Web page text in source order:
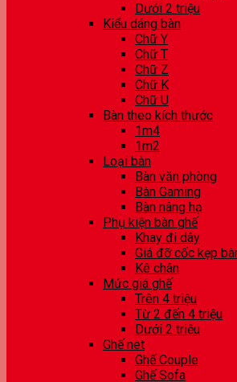
Dưới 2 triệu
Kiểu dáng bàn
Chữ Y
Chữ T
Chữ Z
Chữ K
Chữ U
Bàn theo kích thước
1m4
1m2
Loại bàn
Bàn văn phòng
Bàn Gaming
Bàn nâng hạ
Phụ kiện bàn ghế
Khay đi dây
Giá đỡ cốc kẹp
Kê chân
Mức giá ghế
Trên 4 triệu
Từ 2 đến 4 triệu
Dưới 2 triệu
Ghế net
Ghế Couple
Ghế Sofa